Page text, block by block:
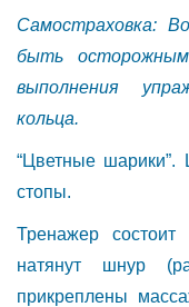
Самостраховка:
быть
выполнения
кольца.
“Цветные шарики”.
стопы.
Тренажер
натянут шнур
прикреплены